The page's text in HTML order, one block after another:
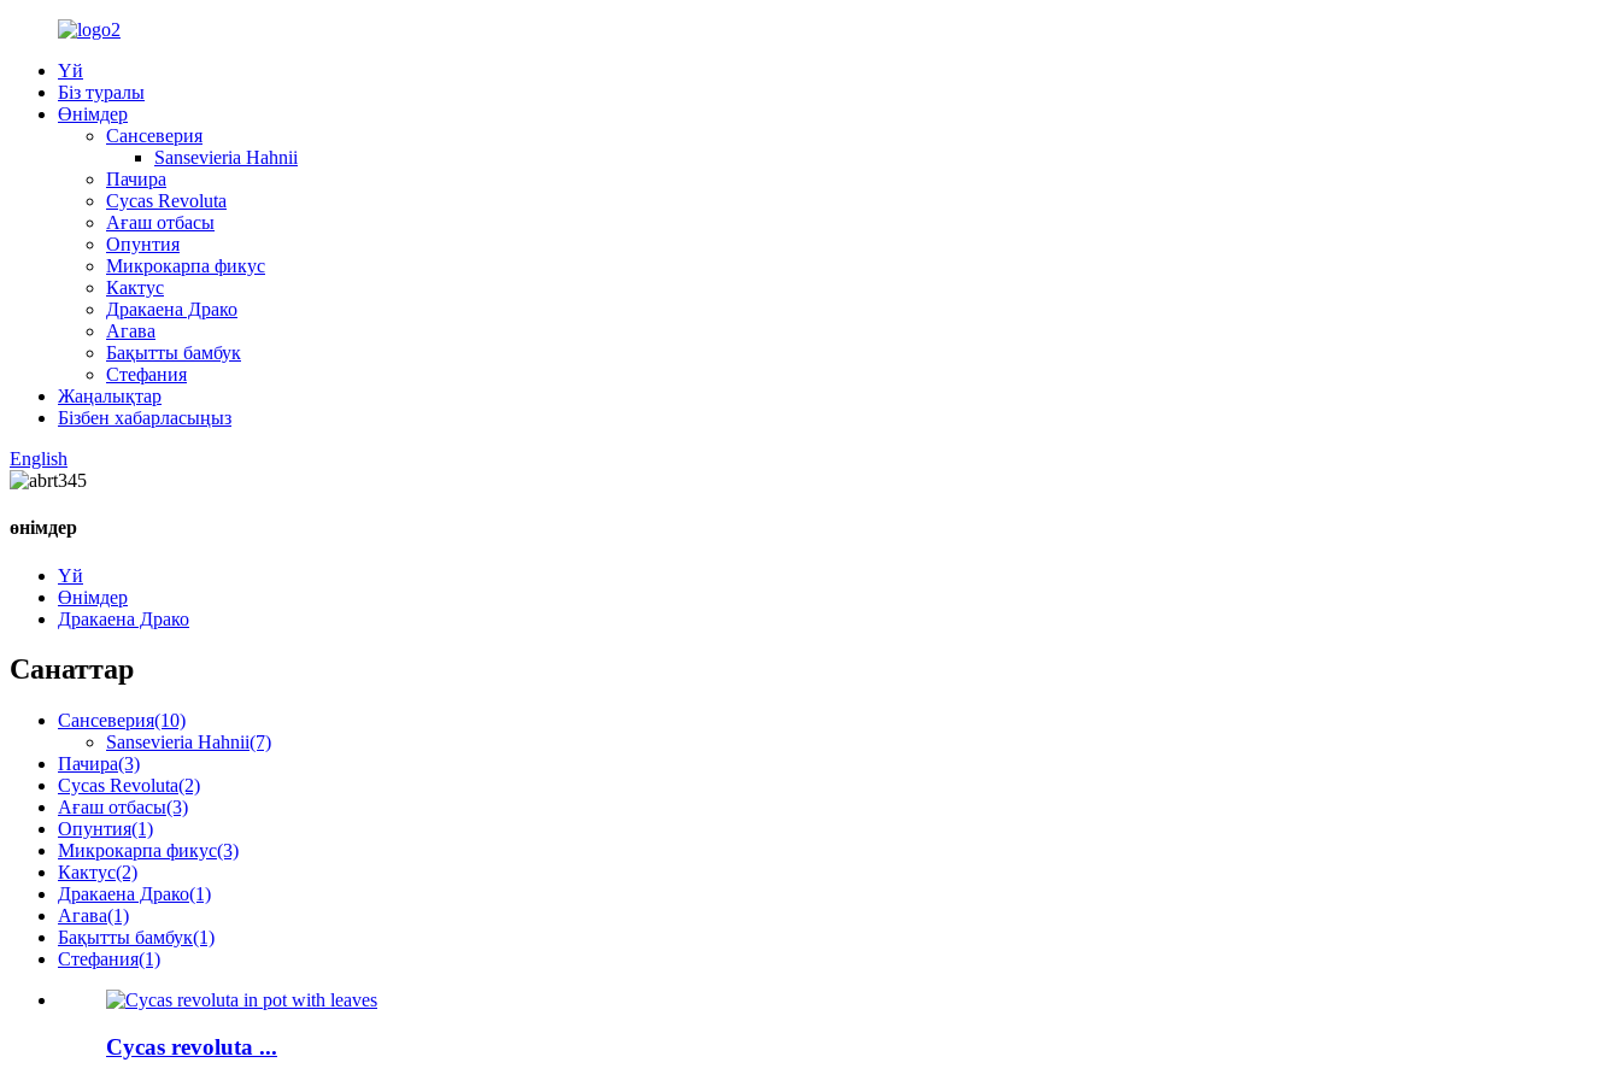
Үй
Біз туралы
Өнімдер
Сансеверия
Sansevieria Hahnii
Пачира
Cycas Revoluta
Ағаш отбасы
Опунтия
Микрокарпа фикус
Кактус
Дракаена Драко
Агава
Бақытты бамбук
Стефания
Жаңалықтар
Бізбен хабарласыңыз
English
өнімдер
Үй
Өнімдер
Дракаена Драко
Санаттар
Сансеверия(10)
Sansevieria Hahnii(7)
Пачира(3)
Cycas Revoluta(2)
Ағаш отбасы(3)
Опунтия(1)
Микрокарпа фикус(3)
Кактус(2)
Дракаена Драко(1)
Агава(1)
Бақытты бамбук(1)
Стефания(1)
Cycas revoluta ...